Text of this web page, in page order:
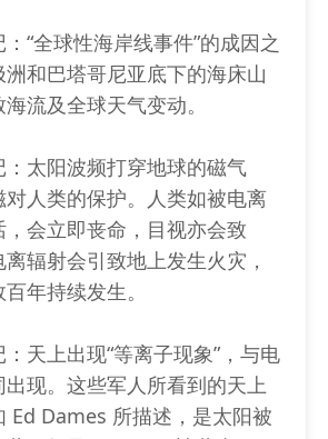
“全球性海岸线事件”的成因之
和巴塔哥尼亚底下的海床山
流及全球天气变动。
太阳波频打穿地球的磁气
对人类的保护。人类如被电离
会立即丧命，目视亦会致
辐射会引致地上发生火灾，
年持续发生。
天上出现“等离子现象”，与电
现。这些军人所看到的天上
Ed Dames 所描述，是太阳被